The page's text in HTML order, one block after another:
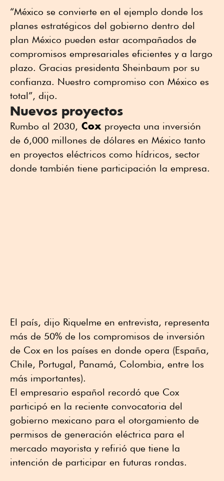
“México se convierte en el ejemplo donde los
planes estratégicos del gobierno dentro del
plan México pueden estar acompañados de
compromisos empresariales eficientes y a largo
plazo. Gracias presidenta Sheinbaum por su
confianza. Nuestro compromiso con México es
total”, dijo.
Nuevos proyectos
Rumbo al 2030, Cox proyecta una inversión
de 6,000 millones de dólares en México tanto
en proyectos eléctricos como hídricos, sector
donde también tiene participación la empresa.
El país, dijo Riquelme en entrevista, representa
más de 50% de los compromisos de inversión
de Cox en los países en donde opera (España,
Chile, Portugal, Panamá, Colombia, entre los
más importantes).
El empresario español recordó que Cox
participó en la reciente convocatoria del
gobierno mexicano para el otorgamiento de
permisos de generación eléctrica para el
mercado mayorista y refirió que tiene la
intención de participar en futuras rondas.